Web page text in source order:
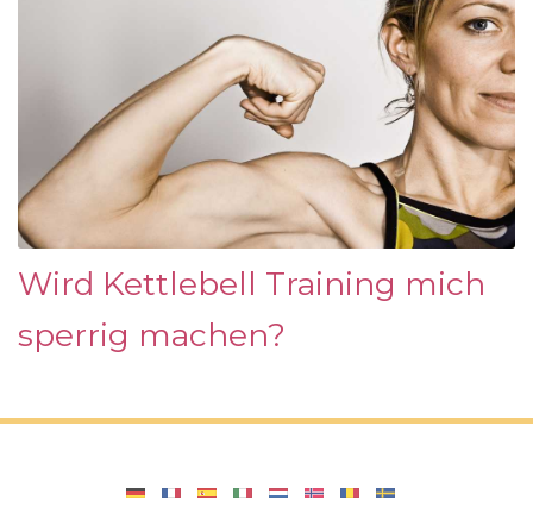
Wird Kettlebell Training mich
sperrig machen?